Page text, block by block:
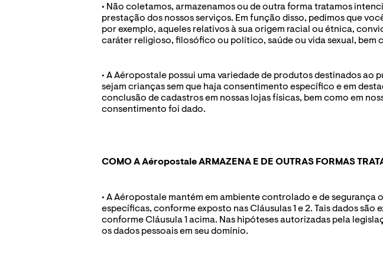
• Não coletamos, armazenamos ou de outra forma tratamos
prestação dos nossos serviços. Em função disso, pedimos que
por exemplo, aqueles relativos à sua origem racial ou étnica,
caráter religioso, filosófico ou político, saúde ou vida sexual, bem
• A Aéropostale possui uma variedade de produtos destinados
sejam crianças sem que haja consentimento específico e em
conclusão de cadastros em nossas lojas físicas, bem como em
consentimento foi dado.
COMO A Aéropostale ARMAZENA E DE OUTRAS FORMAS
• A Aéropostale mantém em ambiente controlado e de
específicas, conforme exposto nas Cláusulas 1 e 2. Tais dados
conforme Cláusula 1 acima. Nas hipóteses autorizadas pela
os dados pessoais em seu domínio.